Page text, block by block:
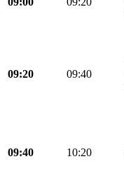
09:20 09:40
09:40 10:20